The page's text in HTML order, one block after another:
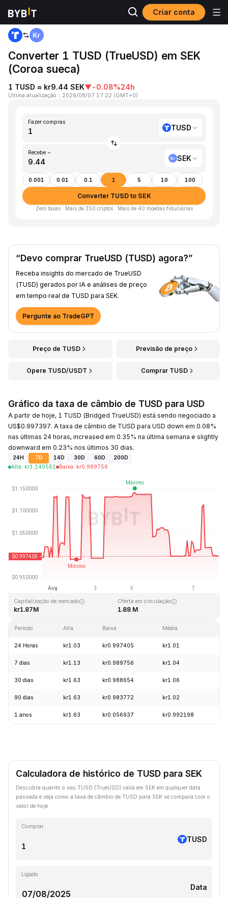
Criar conta
Página inicial
Converter 1 TUSD (TrueUSD) em SEK
(Coroa sueca)
1 TUSD ≈ kr9.44 SEK▼-0.08%24h
Última atualização ： 2026/08/07 17:22 (GMT+0)
Fazer compras
TUSD
Recebe ~
SEK
0.001 0.01 0.1 1 5 10 100
Converter TUSD to SEK
Zero taxas · Mais de 350 criptos · Mais de 40 moedas fiduciárias
“Devo comprar TrueUSD (TUSD) agora?”
Receba insights do mercado de TrueUSD
(TUSD) gerados por IA e análises de preço
em tempo real de TUSD para SEK.
Pergunte ao TradeGPT
Preço de TUSD Previsão de preço
Opere TUSD/USDT Comprar TUSD
Gráfico da taxa de câmbio de TUSD para USD
A partir de hoje, 1 TUSD (Bridged TrueUSD) está sendo negociado a
US$0.997397. A taxa de câmbio de TUSD para USD down em 0.08%
nas últimas 24 horas, increased em 0.35% na última semana e slightly
downward em 0.23% nos últimos 30 dias.
24H 7D 14D 30D 60D
200D
Alta: kr1.140561 Baixa: kr0.989756
Última atualização: 2026-08-07, 17:22 GMT+0
Máxima histórica
kr0.014148
Capitalização de mercado
kr1.87M
Oferta em circulação
1.88 M
Período Alta Baixa Média
24 Horas kr1.03 kr0.997405 kr1.01
7 dias kr1.13 kr0.989756 kr1.04
30 dias kr1.63 kr0.988654 kr1.06
90 dias kr1.63 kr0.983772 kr1.02
1 anos kr1.63 kr0.056937 kr0.992198
Calculadora de histórico de TUSD para SEK
Descubra quanto o seu TUSD (TrueUSD) valia em SEK em qualquer data
passada e veja como a taxa de câmbio de TUSD para SEK se compara com o
valor de hoje.
Comprar
TUSD
Ligado
Data